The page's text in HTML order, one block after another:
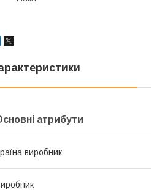
атрибути
виробник